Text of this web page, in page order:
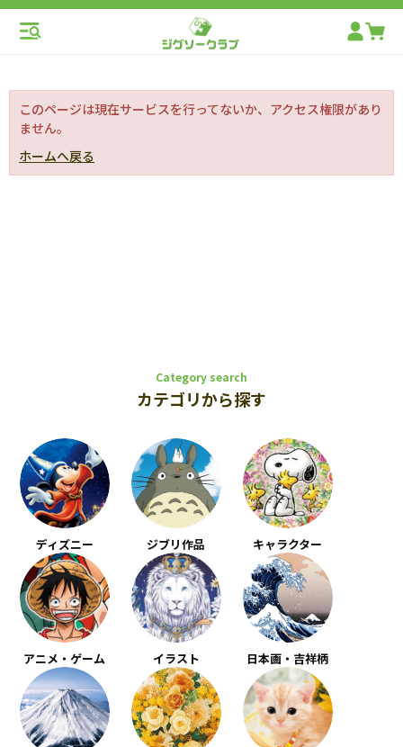
このページは現在サービスを行ってないか、アクセス権限があり
ません。
ホームへ戻る
Category search
カテゴリから探す
ディズニー ジブリ作品 キャラクター
アニメ・ゲーム イラスト 日本画・吉祥柄